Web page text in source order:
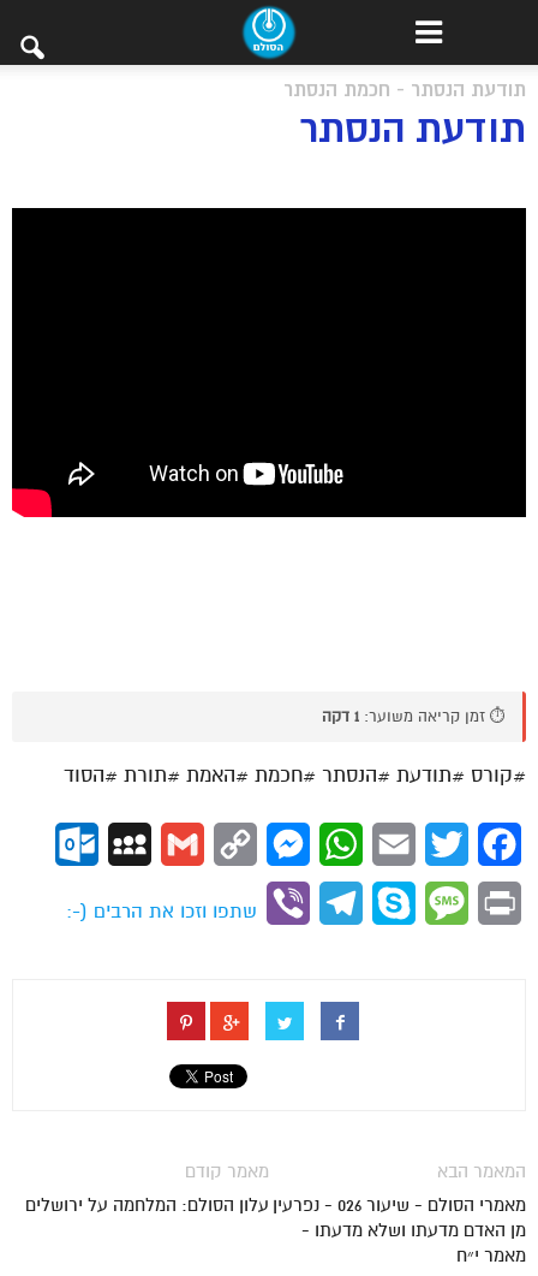
תודעת הנסתר - חכמת הנסתר
תודעת הנסתר
⏱️ זמן קריאה משוער: 1 דקה
#קורס #תודעת #הנסתר #חכמת #האמת #תורת #הסוד
Facebook
Twitter
Email
WhatsApp
Messenger
Copy
Gmail
MySpace
Print
Message
Skype
Telegram
Viber
שתפו וזכו את הרבים (-:
מאמר קודם
עלון הסולם: המלחמה על ירושלים
המאמר הבא
מאמרי הסולם - שיעור 026 - נפרעין
מן האדם מדעתו ושלא מדעתו -
מאמר י״ח